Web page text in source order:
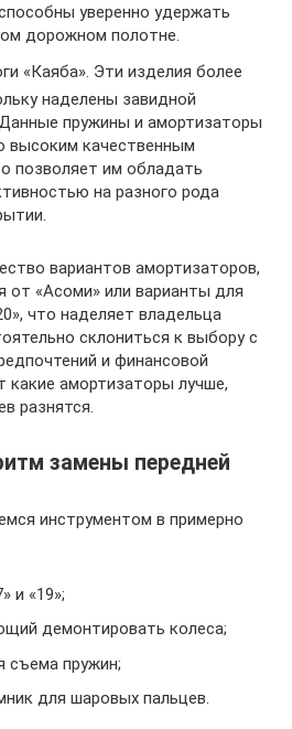
уверенно удержать
дорожном полотне.
«Каяба». Эти изделия более
наделены завидной
пружины и амортизаторы
высоким качественным
позволяет им обладать
на разного рода
вариантов амортизаторов,
от «Асоми» или варианты для
что наделяет владельца
склониться к выбору с
и финансовой
амортизаторы лучше,
разнятся.
замены передней
инструментом в примерно
и «19»;
демонтировать колеса;
съема пружин;
для шаровых пальцев.